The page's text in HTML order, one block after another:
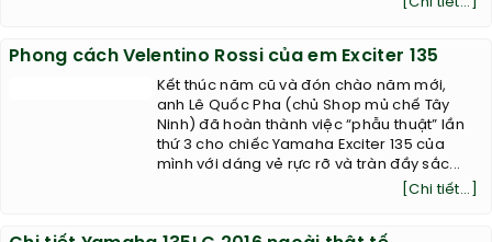
Phong cách Velentino Rossi của em Exciter 135
Kết thúc năm cũ và đón chào năm mới,
anh Lê Quốc Pha (chủ Shop mủ chế Tây
Ninh) đã hoàn thành việc “phẫu thuật” lần
thứ 3 cho chiếc Yamaha Exciter 135 của
mình với dáng vẻ rực rỡ và tràn đầy sắc...
[Chi tiết...]